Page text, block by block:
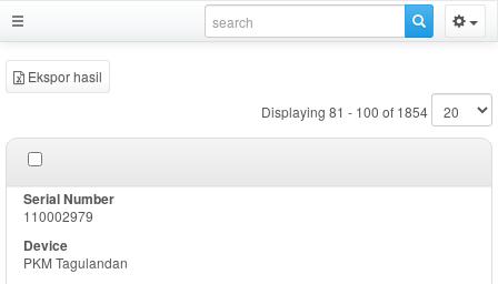
Ekspor hasil
Displaying 81 - 100 of 1854
110002979
PKM Tagulandan